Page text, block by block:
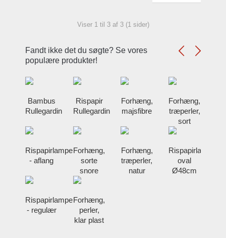
Viser 1 til 3 af 3 (1 sider)
Fandt ikke det du søgte? Se vores
populære produkter!
Bambus
Rullegardin
Rispapir
Rullegardin
Forhæng,
majsfibre
Forhæng,
træperler,
sort
Rispapirlampe
- aflang
Forhæng,
sorte
snore
Forhæng,
træperler,
natur
Rispapirlampe-
oval
Ø48cm
Rispapirlampe
- regulær
Forhæng,
perler,
klar plast